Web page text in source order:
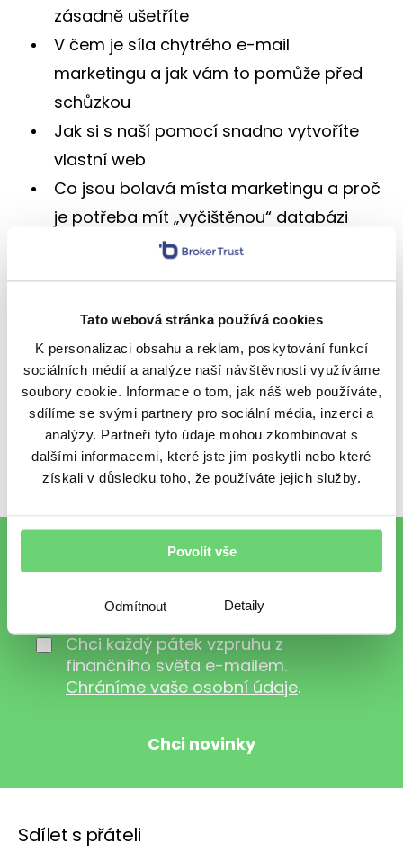
Detaily
Tato webová stránka používá cookies
K personalizaci obsahu a reklam, poskytování funkcí
sociálních médií a analýze naší návštěvnosti využíváme
soubory cookie. Informace o tom, jak náš web používáte,
sdílíme se svými partnery pro sociální média, inzerci a
analýzy. Partneři tyto údaje mohou zkombinovat s
dalšími informacemi, které jste jim poskytli nebo které
získali v důsledku toho, že používáte jejich služby.
Povolit vše
Odmítnout
zásadně ušetříte
V čem je síla chytrého e-mail
marketingu a jak vám to pomůže před
schůzkou
Jak si s naší pomocí snadno vytvoříte
vlastní web
Co jsou bolavá místa marketingu a proč
je potřeba mít „vyčištěnou“ databázi
dne žen, řeč se stočila i k ženskému
a mužskému pohledu na finance. Myslíte si, že
ženy jsou více pečující a muži zase analytičtější?
A jsou finance stále spíše mužský svět, anebo
se to změnilo? A co na to „dámské složení“
10. dílu BTčka?
To nejlepší z financí e-mailem
Chci každý pátek vzpruhu z
finančního světa e-mailem.
Chráníme vaše osobní údaje.
Sdílet s přáteli